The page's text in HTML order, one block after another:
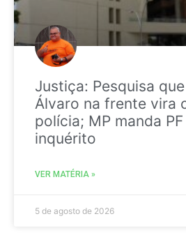
Justiça: Pesquisa
Álvaro na frente vira
polícia; MP manda
inquérito
VER MATÉRIA »
5 de agosto de 2026